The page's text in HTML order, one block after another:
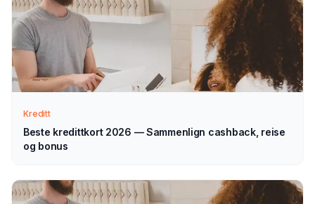
veiledning — normalt innen 1–2 virkedager.
Velg selv
Sammenlign aktuelle tilbud i ro og mak, og velg det som
Tips for å få best mulig
Tromsø
Sammenlign alltid flere tilbud
— renteforskjellen
Kreditt
Beste kredittkort 2026 — Sammenlign cashback, reise
og bonus